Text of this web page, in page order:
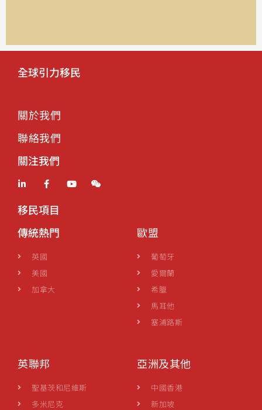
全球引力移民
關於我們
聯絡我們
關注我們
移民項目
傳統熱門
英國
美國
加拿大
歐盟
葡萄牙
愛爾蘭
希臘
馬耳他
塞浦路斯
英聯邦
聖基茨和尼維斯
多米尼克
亞洲及其他
中國香港
新加坡